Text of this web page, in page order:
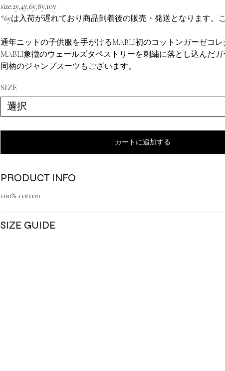
size:2y,4y,6y,8y,10y
*6yは入荷が遅れており商品到着後の販売・発送となります。
通年ニットの子供服を手がけるMABLI初のコットンガーゼコレ
MABLI象徴のウェールズタペストリーを刺繍に落とし込んだガ
同柄のジャンプスーツもございます。
SIZE
カートに追加する
PRODUCT INFO
100% cotton
SIZE GUIDE